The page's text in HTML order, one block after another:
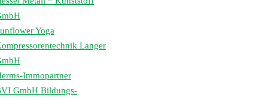
Yoga
Langer
Immopartner
GmbH Bildungs-